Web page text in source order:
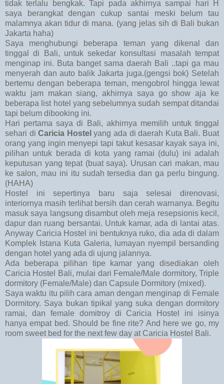
tidak terlalu bengkak. Tapi pada akhirnya sampai hari H
saya berangkat dengan cukup santai meski belum tau
malamnya akan tidur di mana. (yang jelas sih di Bali bukan
Jakarta haha)
Saya menghubungi beberapa teman yang dikenal dan
tinggal di Bali, untuk sekedar konsultasi masalah tempat
menginap ini. Buta banget sama daerah Bali ..tapi ga mau
menyerah dan auto balik Jakarta juga.(gengsi bok) Setelah
bertemu dengan beberapa teman, mengobrol hingga lewat
waktu jam makan siang, akhirnya saya go show aja ke
beberapa list hotel yang sebelumnya sudah sempat ditandai
tapi belum dibooking ini.
Hari pertama saya di Bali, akhirnya memilih untuk tinggal
sehari diCaricia Hostel yang ada di daerah Kuta Bali. Buat
orang yang ingin menyepi tapi takut kesasar kayak saya ini,
pilihan untuk berada di kota yang ramai (dulu) ini adalah
keputusan yang tepat (buat saya). Urusan cari makan, mau
ke salon, mau ini itu sudah tersedia dan ga perlu bingung.
(HAHA)
Hostel ini sepertinya baru saja selesai direnovasi,
interiornya masih terlihat bersih dan cerah warnanya. Begitu
masuk saya langsung disambut oleh meja resepsionis kecil,
dapur dan ruang bersantai. Untuk kamar, ada di lantai atas.
Anyway Caricia Hostel ini bentuknya ruko, dia ada di dalam
Komplek Istana Kuta Galeria, lumayan nyempil bersanding
dengan hotel yang ada di ujung jalannya.
Ada beberapa pilihan tipe kamar yang disediakan oleh
Caricia Hostel Bali, mulai dari Female/Male dormitory, Triple
dormitory (Female/Male) dan Capsule Dormitory (mixed).
Saya waktu itu pilih cara aman dengan menginap di Female
Dormitory. Saya bukan tipikal yang suka dengan dormitory
ramai, dan female domitroy di Caricia Hostel ini isinya
hanya empat bed. Should be fine rite? And here we go, my
room sweet bed for the next few day at Caricia Hostel Bali.